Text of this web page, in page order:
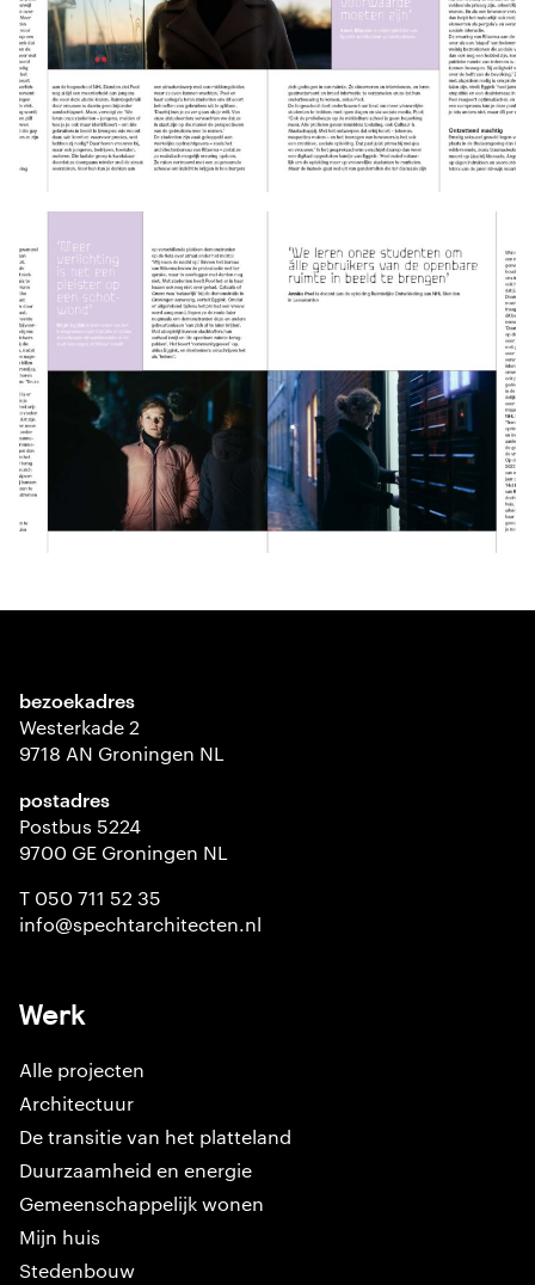
bezoekadres
Westerkade 2
9718 AN Groningen NL
postadres
Postbus 5224
9700 GE Groningen NL
T 050 711 52 35
info@spechtarchitecten.nl
Werk
Alle projecten
Architectuur
De transitie van het platteland
Duurzaamheid en energie
Gemeenschappelijk wonen
Mijn huis
Stedenbouw